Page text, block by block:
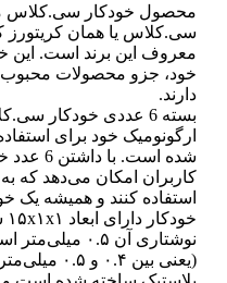
معروف این برند است. این
خود، جزو محصولات محبوب و
دارند.
ارگونومیک خود برای
شده
کاربران امکان می‌دهد که
استفاده کنند و همیشه یک
(یعنی بین